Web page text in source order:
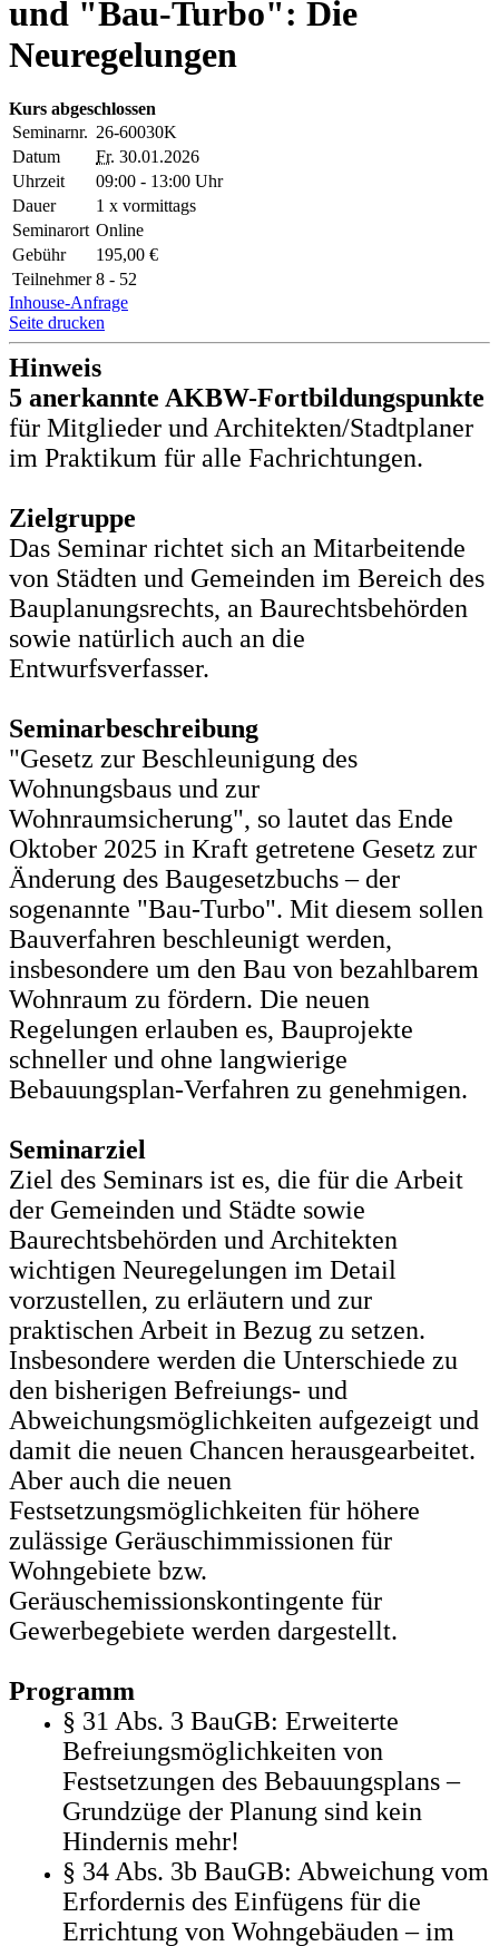
und "Bau-Turbo": Die
Neuregelungen
Kurs abgeschlossen
Seminarnr. 26-60030K
Datum
Fr. 30.01.2026
Uhrzeit
09:00 - 13:00 Uhr
Dauer
1 x vormittags
Seminarort Online
Gebühr
195,00 €
Teilnehmer 8 - 52
Inhouse-Anfrage
Seite drucken
Hinweis
5 anerkannte AKBW-Fortbildungspunkte
für Mitglieder und Architekten/Stadtplaner
im Praktikum für alle Fachrichtungen.
Zielgruppe
Das Seminar richtet sich an Mitarbeitende
von Städten und Gemeinden im Bereich des
Bauplanungsrechts, an Baurechtsbehörden
sowie natürlich auch an die
Entwurfsverfasser.
Seminarbeschreibung
"Gesetz zur Beschleunigung des
Wohnungsbaus und zur
Wohnraumsicherung", so lautet das Ende
Oktober 2025 in Kraft getretene Gesetz zur
Änderung des Baugesetzbuchs – der
sogenannte "Bau-Turbo". Mit diesem sollen
Bauverfahren beschleunigt werden,
insbesondere um den Bau von bezahlbarem
Wohnraum zu fördern. Die neuen
Regelungen erlauben es, Bauprojekte
schneller und ohne langwierige
Bebauungsplan-Verfahren zu genehmigen.
Seminarziel
Ziel des Seminars ist es, die für die Arbeit
der Gemeinden und Städte sowie
Baurechtsbehörden und Architekten
wichtigen Neuregelungen im Detail
vorzustellen, zu erläutern und zur
praktischen Arbeit in Bezug zu setzen.
Insbesondere werden die Unterschiede zu
den bisherigen Befreiungs- und
Abweichungsmöglichkeiten aufgezeigt und
damit die neuen Chancen herausgearbeitet.
Aber auch die neuen
Festsetzungsmöglichkeiten für höhere
zulässige Geräuschimmissionen für
Wohngebiete bzw.
Geräuschemissionskontingente für
Gewerbegebiete werden dargestellt.
Programm
§ 31 Abs. 3 BauGB: Erweiterte
Befreiungsmöglichkeiten von
Festsetzungen des Bebauungsplans –
Grundzüge der Planung sind kein
Hindernis mehr!
§ 34 Abs. 3b BauGB: Abweichung vom
Erfordernis des Einfügens für die
Errichtung von Wohngebäuden – im